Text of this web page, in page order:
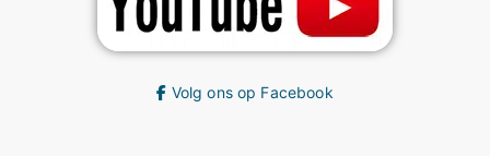
Volg ons op Facebook